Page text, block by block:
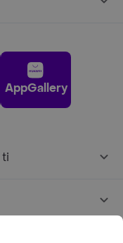
AppGallery